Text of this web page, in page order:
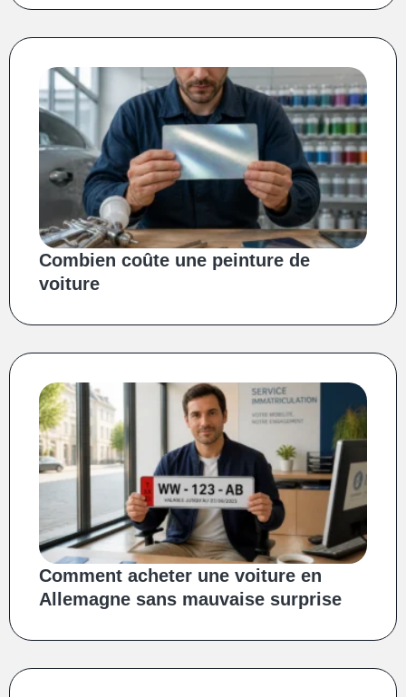
Combien coûte une peinture de
voiture
Comment acheter une voiture en
Allemagne sans mauvaise surprise